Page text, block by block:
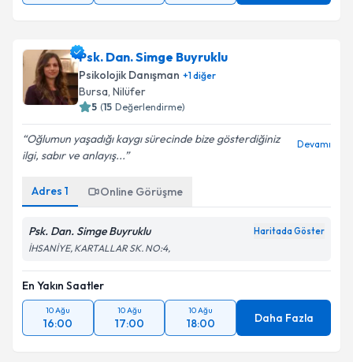
Psk. Dan. Simge Buyruklu
Psikolojik Danışman +1diğer
Bursa, Nilüfer
5 (15 Değerlendirme)
Oğlumun yaşadığı kaygı sürecinde bize gösterdiğiniz
ilgi, sabır ve anlayış...
Devamı
Adres 1 Online Görüşme
Psk. Dan. Simge Buyruklu Haritada Göster
İHSANİYE, KARTALLAR SK. NO:4,
En Yakın Saatler
10 Ağu
16:00
10 Ağu
17:00
10 Ağu
18:00 Daha Fazla